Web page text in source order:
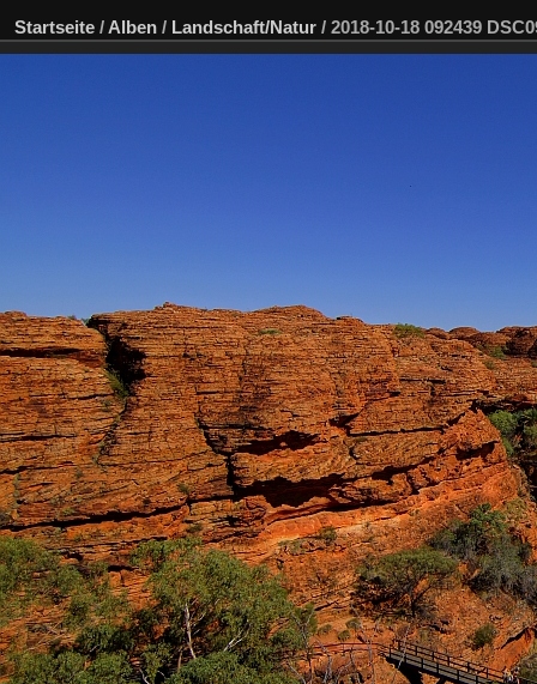
Startseite / Alben / Landschaft/Natur / 2018-10-18 092439